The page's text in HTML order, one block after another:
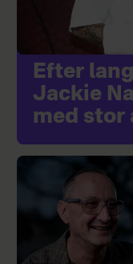
Efter
Jackie
med stor